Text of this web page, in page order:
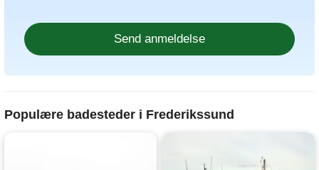
Populære badesteder i Frederikssund